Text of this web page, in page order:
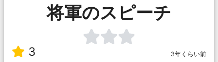
将軍のスピーチ
3 3年くらい前